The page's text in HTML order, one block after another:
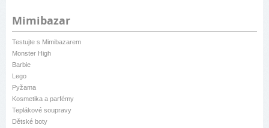
Mimibazar
Testujte s Mimibazarem
Monster High
Barbie
Lego
Pyžama
Kosmetika a parfémy
Teplákové soupravy
Dětské boty